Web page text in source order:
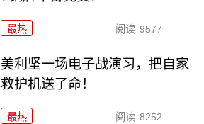
最热 阅读 9577
美利坚一场电子战演习，把自家
救护机送了命！
最热 阅读 8252